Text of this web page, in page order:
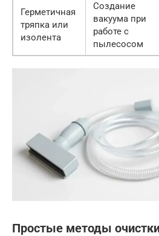
Герметичная
тряпка или
изолента
Создание
вакуума при
работе с
пылесосом
Простые методы